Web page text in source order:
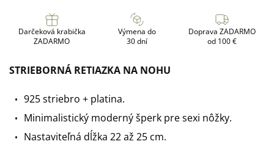
Darčeková krabička
ZADARMO
Výmena do
30 dní
Doprava ZADARMO
od 100 €
STRIEBORNÁ RETIAZKA NA NOHU
925 striebro + platina.
Minimalistický moderný šperk pre sexi nôžky.
Nastaviteľná dĺžka 22 až 25 cm.